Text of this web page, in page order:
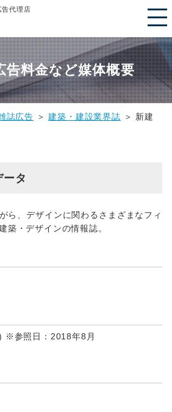
告代理店
料金など媒体概要
誌広告 ＞建築・建設業界誌 ＞ 新建
タ
ら、デザインに関わるさまざまなフィ
築・デザインの情報誌。
※参照日：2018年8月